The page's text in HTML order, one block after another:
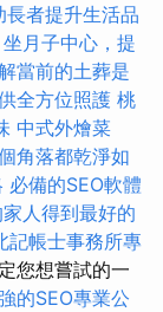
者提升生活品
坐月子中心，提
當前的土葬是
全方位照護 桃
中式外燴菜
角落都乾淨如
必備的SEO軟體
人得到最好的
記帳士事務所專
您想嘗試的一
的SEO專業公